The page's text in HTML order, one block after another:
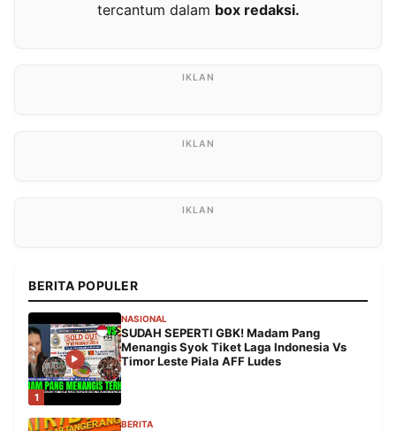
tercantum dalam box redaksi.
BERITA POPULER
1
NASIONAL
SUDAH SEPERTI GBK! Madam Pang
Menangis Syok Tiket Laga Indonesia Vs
Timor Leste Piala AFF Ludes
BERITA